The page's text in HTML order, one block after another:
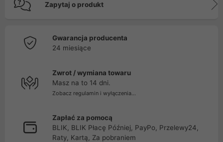
Zapytaj o produkt
Gwarancja producenta
24 miesiące
Zwrot / wymiana towaru
Masz na to 14 dni.
Zobacz regulamin i wyłączenia...
Zapłać za pomocą
BLIK, BLIK Płacę Później, PayPo, Przelewy24,
Raty, Kartą, Za pobraniem